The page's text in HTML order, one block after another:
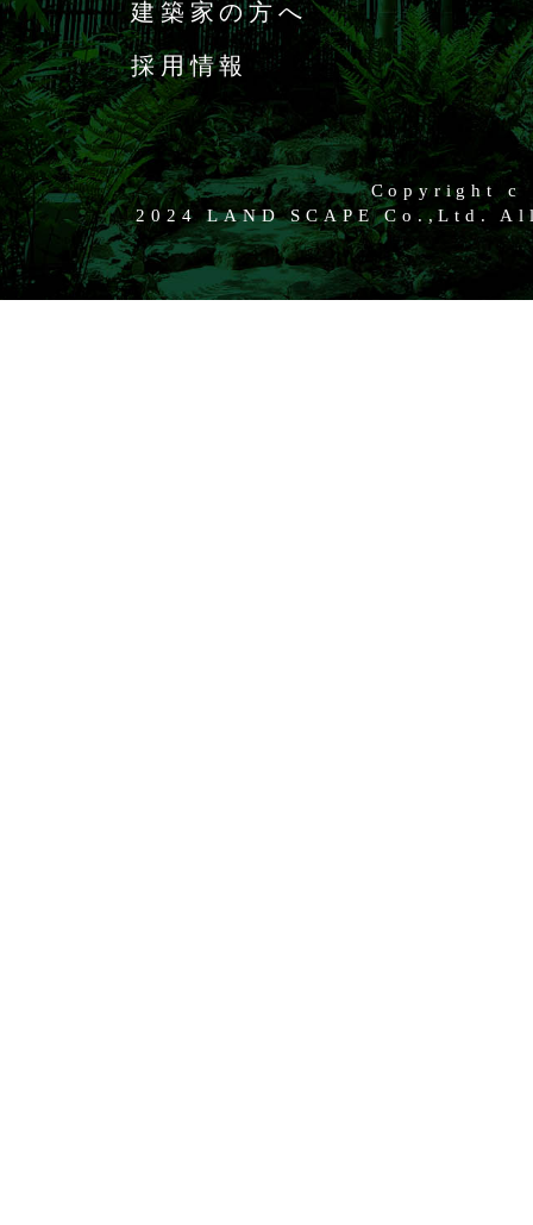
建築家の方へ
採用情報
Copyright c
2024 LAND SCAPE Co.,Ltd.